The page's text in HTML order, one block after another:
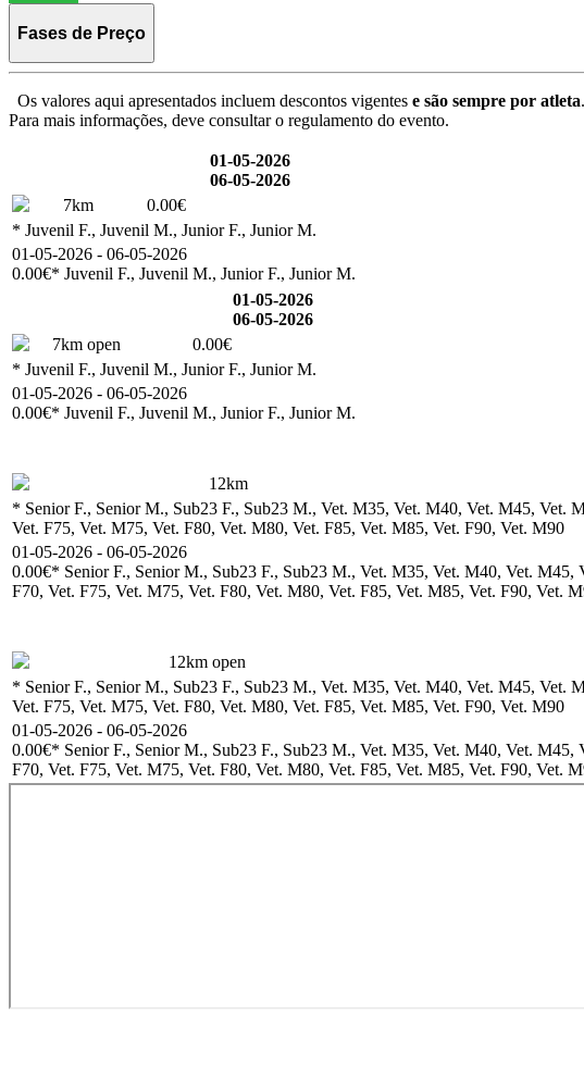
Fases de Preço
Os valores aqui apresentados incluem descontos vigentes e são sempre por atleta
Para mais informações, deve consultar o regulamento do evento.
01-05-2026
06-05-2026
7km
0.00€
* Juvenil F., Juvenil M., Junior F., Junior M.
01-05-2026 - 06-05-2026
0.00€* Juvenil F., Juvenil M., Junior F., Junior M.
01-05-2026
06-05-2026
7km open
0.00€
* Juvenil F., Juvenil M., Junior F., Junior M.
01-05-2026 - 06-05-2026
0.00€* Juvenil F., Juvenil M., Junior F., Junior M.
12km
* Senior F., Senior M., Sub23 F., Sub23 M., Vet. M35, Vet. M40, Vet. M45, Vet.
Vet. F75, Vet. M75, Vet. F80, Vet. M80, Vet. F85, Vet. M85, Vet. F90, Vet. M90
01-05-2026 - 06-05-2026
0.00€* Senior F., Senior M., Sub23 F., Sub23 M., Vet. M35, Vet. M40, Vet.
F70, Vet. F75, Vet. M75, Vet. F80, Vet. M80, Vet. F85, Vet. M85, Vet. F90, Vet.
12km open
* Senior F., Senior M., Sub23 F., Sub23 M., Vet. M35, Vet. M40, Vet. M45, Vet.
Vet. F75, Vet. M75, Vet. F80, Vet. M80, Vet. F85, Vet. M85, Vet. F90, Vet. M90
01-05-2026 - 06-05-2026
0.00€* Senior F., Senior M., Sub23 F., Sub23 M., Vet. M35, Vet. M40, Vet.
F70, Vet. F75, Vet. M75, Vet. F80, Vet. M80, Vet. F85, Vet. M85, Vet. F90, Vet.